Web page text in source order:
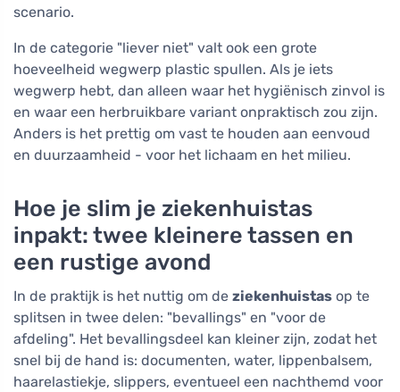
scenario.
In de categorie "liever niet" valt ook een grote
hoeveelheid wegwerp plastic spullen. Als je iets
wegwerp hebt, dan alleen waar het hygiënisch zinvol is
en waar een herbruikbare variant onpraktisch zou zijn.
Anders is het prettig om vast te houden aan eenvoud
en duurzaamheid - voor het lichaam en het milieu.
Hoe je slim je ziekenhuistas
inpakt: twee kleinere tassen en
een rustige avond
In de praktijk is het nuttig om de ziekenhuistas op te
splitsen in twee delen: "bevallings" en "voor de
afdeling". Het bevallingsdeel kan kleiner zijn, zodat het
snel bij de hand is: documenten, water, lippenbalsem,
haarelastiekje, slippers, eventueel een nachthemd voor